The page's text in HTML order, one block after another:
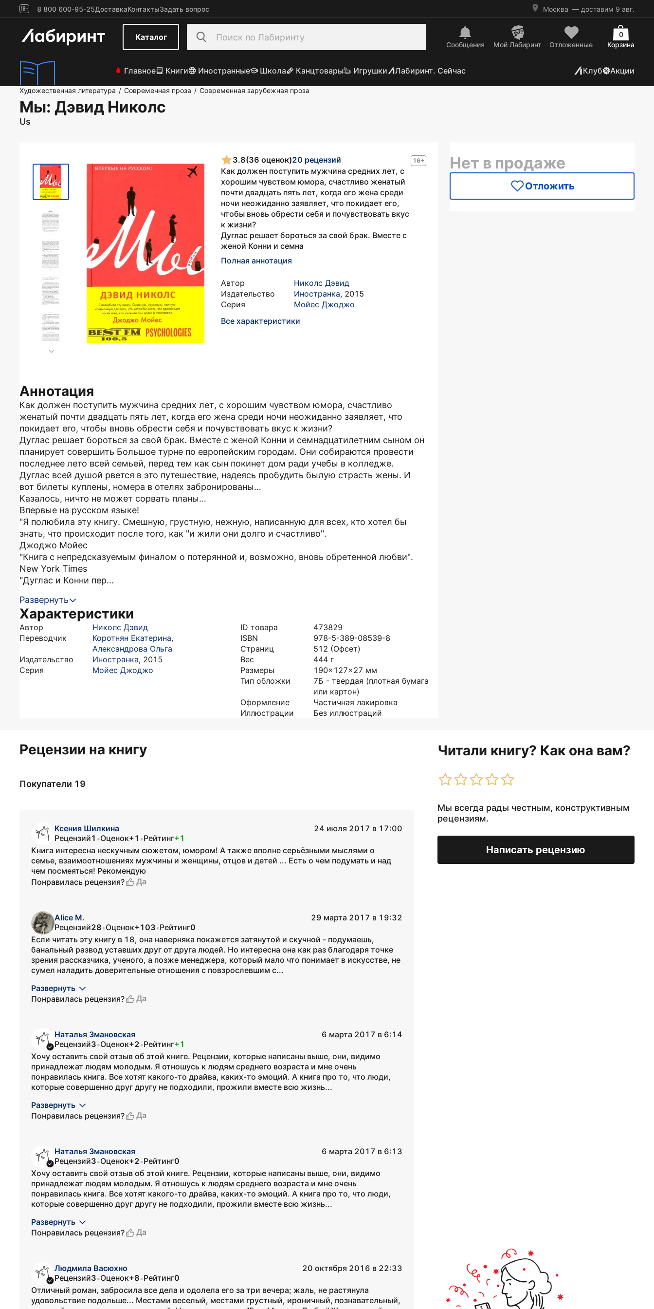
8 800 600-95-25ДоставкаКонтактыЗадать вопрос Москва — доставим 9 авг.
Каталог
Сообщения Mой Лабиринт Отложенные Корзина
0
Главное Книги Иностранные Школа Канцтовары Игрушки Лабиринт. Сейчас Клуб Акции
Художественная литература / Современная проза / Современная зарубежная проза
Мы: Дэвид Николс
Us
16+
3.8(36 оценок)20 рецензий
Как должен поступить мужчина средних лет, с
хорошим чувством юмора, счастливо женатый
почти двадцать пять лет, когда его жена среди
ночи неожиданно заявляет, что покидает его,
чтобы вновь обрести себя и почувствовать вкус
к жизни?
Дуглас решает бороться за свой брак. Вместе с
женой Конни и семна
Полная аннотация
Автор
Николс Дэвид
Издательство
Иностранка, 2015
Серия
Мойес Джоджо
Все характеристики
Аннотация
Как должен поступить мужчина средних лет, с хорошим чувством юмора, счастливо
женатый почти двадцать пять лет, когда его жена среди ночи неожиданно заявляет, что
покидает его, чтобы вновь обрести себя и почувствовать вкус к жизни?
Дуглас решает бороться за свой брак. Вместе с женой Конни и семнадцатилетним сыном он
планирует совершить Большое турне по европейским городам. Они собираются провести
последнее лето всей семьей, перед тем как сын покинет дом ради учебы в колледже.
Дуглас всей душой рвется в это путешествие, надеясь пробудить былую страсть жены. И
вот билеты куплены, номера в отелях забронированы…
Казалось, ничто не может сорвать планы…
Впервые на русском языке!
"Я полюбила эту книгу. Смешную, грустную, нежную, написанную для всех, кто хотел бы
знать, что происходит после того, как "и жили они долго и счастливо".
Джоджо Мойес
"Книга с непредсказуемым финалом о потерянной и, возможно, вновь обретенной любви".
New York Times
"Дуглас и Конни пер...
Развернуть
Характеристики
Автор
Николс Дэвид
Переводчик
Коротнян Екатерина,
Александрова Ольга
Издательство
Иностранка, 2015
Серия
Мойес Джоджо
ID товара
473829
ISBN
978-5-389-08539-8
Страниц
512 (Офсет)
Вес
444 г
Размеры
190x127x27 мм
Тип обложки
7Б - твердая (плотная бумага
или картон)
Оформление
Частичная лакировка
Иллюстрации
Без иллюстраций
Нет в продаже
Отложить
Рецензии на книгу Читали книгу? Как она вам?
Мы всегда рады честным, конструктивным
рецензиям.
Написать рецензию
Покупатели 19
Ксения Шилкина
24 июля 2017 в 17:00
Рецензий1 •Оценок+1 •Рейтинг+1
Книга интересна нескучным сюжетом, юмором! А также вполне серьёзными мыслями о
семье, взаимоотношениях мужчины и женщины, отцов и детей ... Есть о чем подумать и над
чем посмеяться! Рекомендую
Понравилась рецензия?
Да
Alice M.
29 марта 2017 в 19:32
Рецензий28•Оценок+103•Рейтинг0
Если читать эту книгу в 18, она наверняка покажется затянутой и скучной - подумаешь,
банальный развод уставших друг от друга людей. Но интересна она как раз благодаря точке
зрения рассказчика, ученого, а позже менеджера, который мало что понимает в искусстве, не
сумел наладить доверительные отношения с повзрослевшим с...
Развернуть
Понравилась рецензия?
Да
Наталья Змановская
6 марта 2017 в 6:14
Рецензий3•Оценок+2•Рейтинг+1
Хочу оставить свой отзыв об этой книге. Рецензии, которые написаны выше, они, видимо
принадлежат людям молодым. Я отношусь к людям среднего возраста и мне очень
понравилась книга. Все хотят какого-то драйва, каких-то эмоций. А книга про то, что люди,
которые совершенно друг другу не подходили, прожили вместе всю жизнь...
Развернуть
Понравилась рецензия?
Да
Наталья Змановская
6 марта 2017 в 6:13
Рецензий3•Оценок+2•Рейтинг0
Хочу оставить свой отзыв об этой книге. Рецензии, которые написаны выше, они, видимо
принадлежат людям молодым. Я отношусь к людям среднего возраста и мне очень
понравилась книга. Все хотят какого-то драйва, каких-то эмоций. А книга про то, что люди,
которые совершенно друг другу не подходили, прожили вместе всю жизнь...
Развернуть
Понравилась рецензия?
Да
Людмила Васюхно
20 октября 2016 в 22:33
Рецензий3•Оценок+8•Рейтинг0
Отличный роман, забросила все дела и одолела его за три вечера; жаль, не растянула
удовольствие подольше... Местами веселый, местами грустный, ироничный, познавательный,